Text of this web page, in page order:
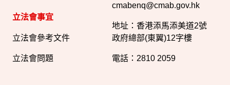
立法會事宜
立法會參考文件
立法會問題
cmabenq@cmab.gov.hk​
地址：香港添馬添美道2號
政府總部(東翼)12字樓
電話：2810 2059